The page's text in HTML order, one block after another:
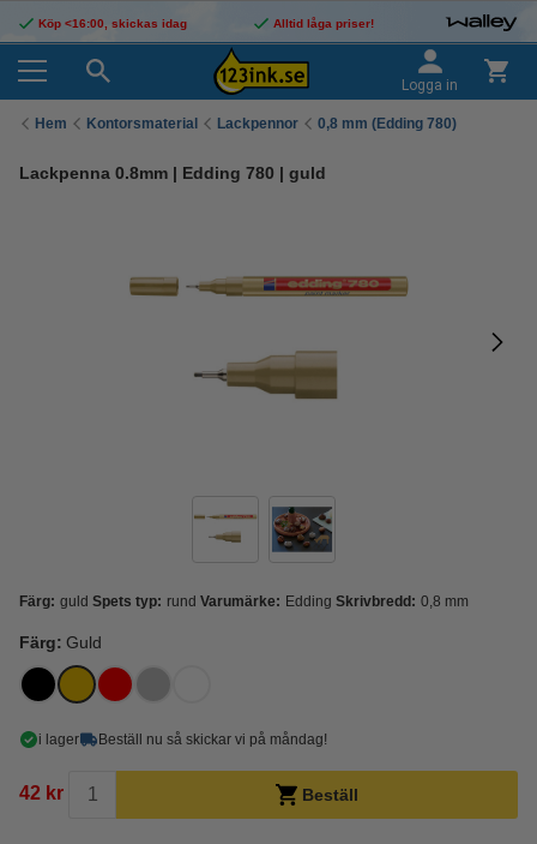
Köp <16:00, skickas idag Alltid låga priser!
Logga in
Hem Kontorsmaterial Lackpennor 0,8 mm (Edding 780)
Lackpenna 0.8mm | Edding 780 | guld
Färg: guld Spets typ: rund Varumärke: Edding Skrivbredd: 0,8 mm
Färg: Guld
i lager Beställ nu så skickar vi på måndag!
42 kr Beställ